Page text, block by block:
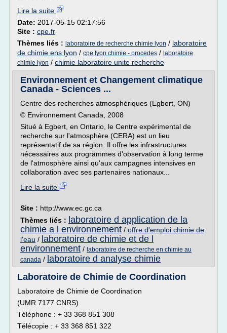
Lire la suite
Date: 2017-05-15 02:17:56
Site : cpe.fr
Thèmes liés : laboratoire de recherche chimie lyon / laboratoire
de chimie ens lyon / cpe lyon chimie - procedes / laboratoire
chimie lyon / chimie laboratoire unite recherche
Environnement et Changement climatique
Canada - Sciences ...
Centre des recherches atmosphériques (Egbert, ON)
© Environnement Canada, 2008
Situé à Egbert, en Ontario, le Centre expérimental de
recherche sur l'atmosphère (CERA) est un lieu
représentatif de sa région. Il offre les infrastructures
nécessaires aux programmes d'observation à long terme
de l'atmosphère ainsi qu'aux campagnes intensives en
collaboration avec ses partenaires nationaux...
Lire la suite
Site : http://www.ec.gc.ca
Thèmes liés : laboratoire d application de la
chimie a l environnement / offre d'emploi chimie de
l'eau / laboratoire de chimie et de l
environnement / laboratoire de recherche en chimie au
canada / laboratoire d analyse chimie
Laboratoire de Chimie de Coordination
Laboratoire de Chimie de Coordination
(UMR 7177 CNRS)
Téléphone : + 33 368 851 308
Télécopie : + 33 368 851 322